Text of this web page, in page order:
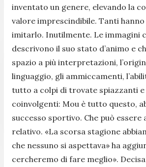
inventato un genere, elevando la
valore imprescindibile. Tanti
imitarlo. Inutilmente. Le immagini
descrivono il suo stato d’animo e
spazio a più interpretazioni,
linguaggio, gli ammiccamenti,
tutto a colpi di trovate spiazzanti e
coinvolgenti: Mou è tutto questo,
successo sportivo. Che può essere
relativo. «La scorsa stagione
che nessuno si aspettava» ha
cercheremo di fare meglio».